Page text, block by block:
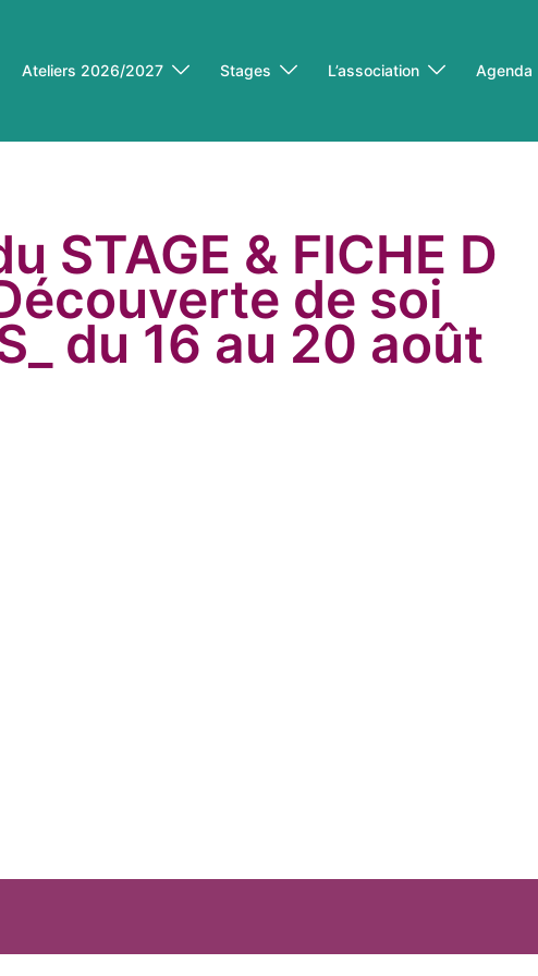
Ateliers 2026/2027 Stages L’association Agenda
STAGE & FICHE D
de soi
du 16 au 20 août